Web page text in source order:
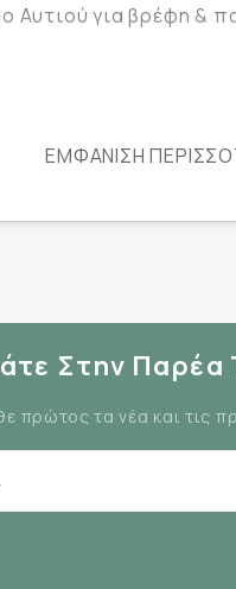
για βρέφη &
ΕΜΦΆΝΙΣΗ
Στην Παρέα
πρώτος τα νέα και τις